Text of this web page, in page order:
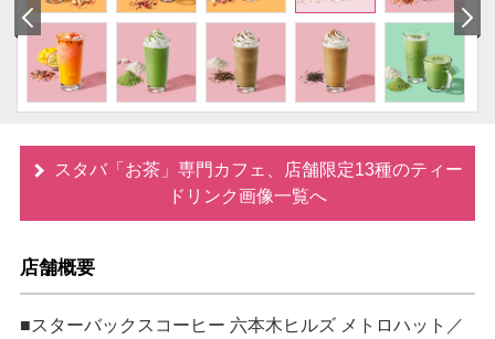
スタバ「お茶」専門カフェ、店舗限定13種のティー
ドリンク画像一覧へ
店舗概要
■スターバックスコーヒー 六本木ヒルズ メトロハット／